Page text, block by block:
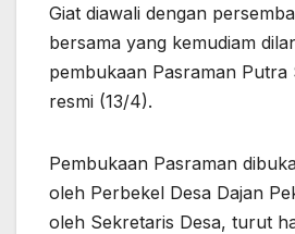
Giat diawali dengan
bersama yang kemudiam
pembukaan Pasraman Putra
resmi (13/4).
Pembukaan Pasraman
oleh Perbekel Desa Dajan
oleh Sekretaris Desa, turut